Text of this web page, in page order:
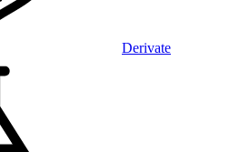
Derivate